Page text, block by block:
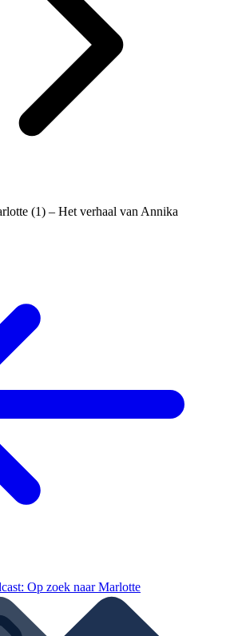
(1) – Het verhaal van Annika
Op zoek naar Marlotte